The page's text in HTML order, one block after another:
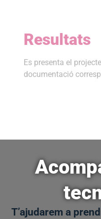
Resultats
Es presenta el
documentació
T’ajudarem a